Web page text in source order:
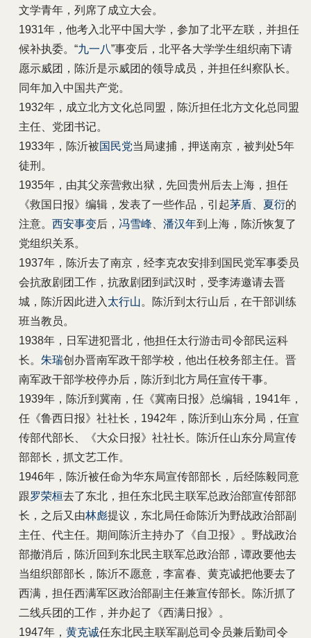
文学青年，列席了成立大会。
1931年，他考入北平中国大学，参加了北平左联，并担任
候补执委。“九一八”事变后，北平各大学学生组织南下请
愿示威团，陈沂是示威团的领导成员，并担任纠察队长。
同年加入中国共产党。
1932年，成立北方文化总同盟，陈沂担任北方文化总同盟
主任、党团书记。
1933年，陈沂被国民党当局逮捕，押送南京，被判处5年
徒刑。
1935年，由其父亲营救出狱，先回贵州后去上海，担任
《救国日报》编辑，发表了一些作品，引起茅盾 夏衍的
注意。 西安事变后， 冯雪峰 潘汉年到上海，陈沂恢复了
党组织关系。
1937年，陈沂去了南京，经李克农安排到国民党军事委员
会抗敌剧团工作，抗敌剧团到武汉时，受李涛邀请去晋
城，陈沂因此进入 太行山。陈沂到太行山后，在干部训练
班当教员。
1938年，日军进犯晋北，他担任太行游击司令部民运科
长。 朱瑞创办晋南军政干部学校，他出任校务部主任。晋
南军政干部学校停办后，陈沂到北方局任宣传干事。
1939年，陈沂到冀南，任《冀南日报》总编辑，1941年，
任《鲁西日报》社社长，1942年，陈沂到山东分局，任宣
传部代部长、《大众日报》社社长。陈沂任山东分局宣传
部部长，抓文艺工作。
1946年，陈沂被任命为华东局宣传部部长，后经陈毅同意
跟罗荣桓去了东北，担任东北民主联军总政治部宣传部部
长，之后又由林彪提议，东北局任命陈沂为野战政治部副
主任、代主任。期间陈沂主持办了《自卫报》。野战政治
部撤消后，陈沂回到东北民主联军总政治部，谭政要他去
当组织部部长，陈沂不愿意，李富春、黄克诚把他要去了
西满，担任西满军区政治部副主任兼宣传部长。陈沂抓了
二线兵团的工作，并办起了《西满日报》。
1947年， 黄克诚任东北民主联军副总司令员兼后勤司令